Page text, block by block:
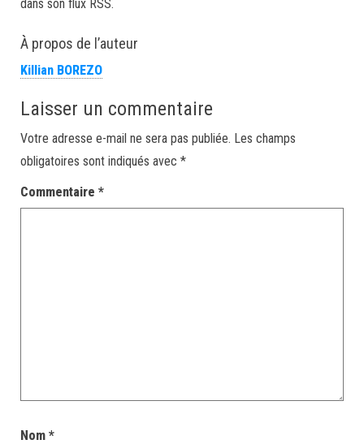
dans son flux RSS.
À propos de l’auteur
Killian BOREZO
Laisser un commentaire
Votre adresse e-mail ne sera pas publiée. Les champs
obligatoires sont indiqués avec *
Commentaire *
Nom *